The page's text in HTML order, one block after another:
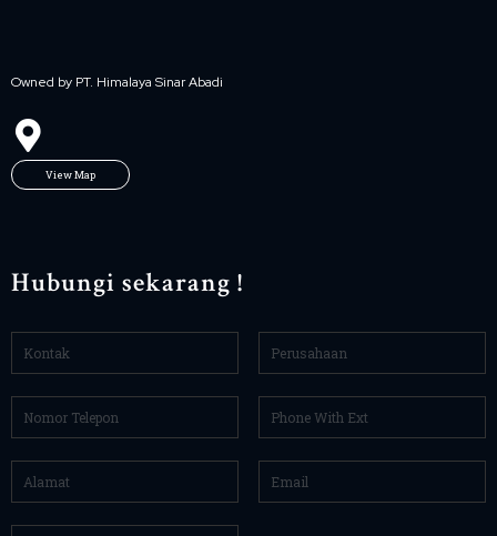
Owned by PT. Himalaya Sinar Abadi
View Map
Hubungi sekarang !